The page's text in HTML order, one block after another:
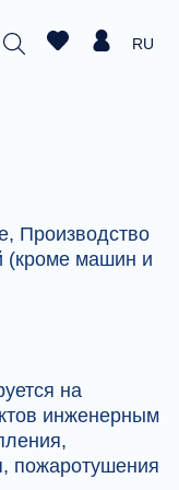
RU
Производство
(кроме машин и
на
инженерным
пожаротушения